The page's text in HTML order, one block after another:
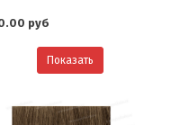
руб
Показать